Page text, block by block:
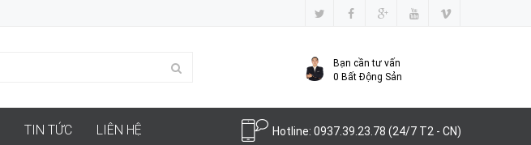
Bạn cần tư vấn
0 Bất Động Sản
TIN TỨC LIÊN HỆ Hotline: 0937.39.23.78 (24/7 T2 - CN)